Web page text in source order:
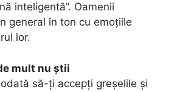
inteligentă”. Oamenii
general în ton cu emoțiile
lor.
mult nu știi
să-ți accepți greșelile și